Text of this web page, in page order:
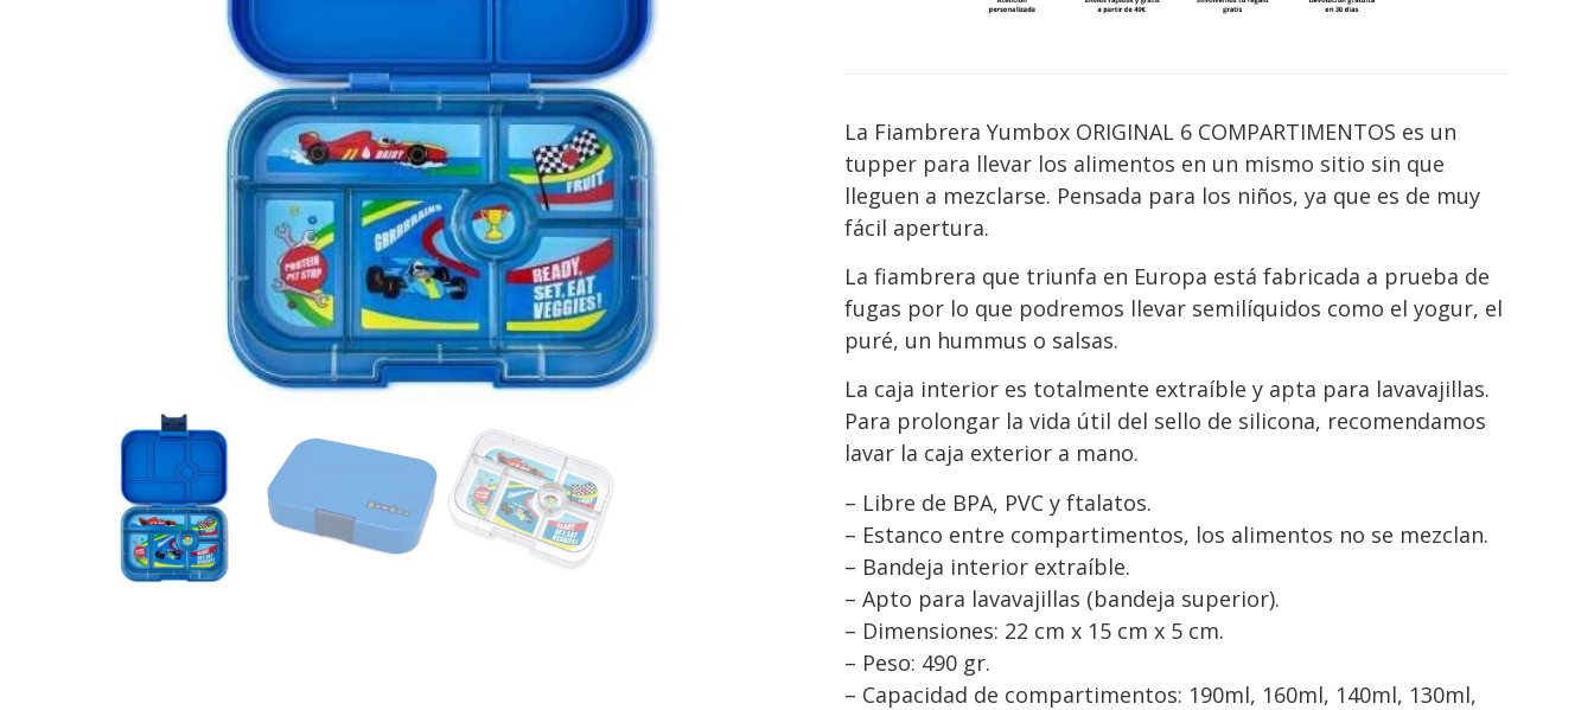
La Fiambrera Yumbox ORIGINAL 6 COMPARTIMENTOS es un
tupper para llevar los alimentos en un mismo sitio sin que
lleguen a mezclarse. Pensada para los niños, ya que es de muy
fácil apertura.
La fiambrera que triunfa en Europa está fabricada a prueba de
fugas por lo que podremos llevar semilíquidos como el yogur, el
puré, un hummus o salsas.
La caja interior es totalmente extraíble y apta para lavavajillas.
Para prolongar la vida útil del sello de silicona, recomendamos
lavar la caja exterior a mano.
– Libre de BPA, PVC y ftalatos.
– Estanco entre compartimentos, los alimentos no se mezclan.
– Bandeja interior extraíble.
– Apto para lavavajillas (bandeja superior).
– Dimensiones: 22 cm x 15 cm x 5 cm.
– Peso: 490 gr.
– Capacidad de compartimentos: 190ml, 160ml, 140ml, 130ml,